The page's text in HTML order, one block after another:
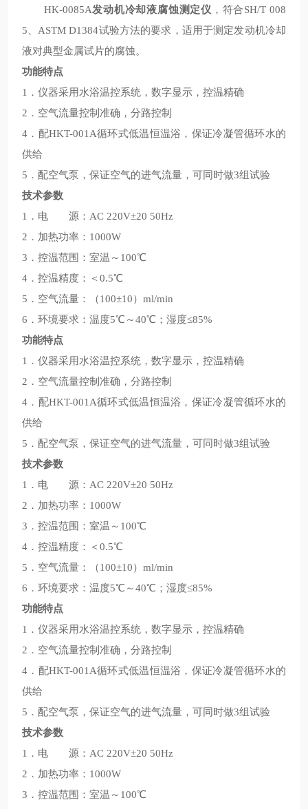
HK-0085A发动机冷却液腐蚀测定仪 ，符合SH/T 008
5、ASTM D1384试验方法的要求，适用于测定发动机冷却
液对典型金属试片的腐蚀。
功能特点
1．仪器采用水浴温控系统，数字显示，控温精确
2．空气流量控制准确，分路控制
4．配HKT-001A循环式低温恒温浴，保证冷凝管循环水的
供给
5．配空气泵，保证空气的进气流量，可同时做3组试验
技术参数
1．电 源：AC 220V±20 50Hz
2．加热功率：1000W
3．控温范围：室温～100℃
4．控温精度：＜0.5℃
5．空气流量：（100±10）ml/min
6．环境要求：温度5℃～40℃；湿度≤85%
功能特点
1．仪器采用水浴温控系统，数字显示，控温精确
2．空气流量控制准确，分路控制
4．配HKT-001A循环式低温恒温浴，保证冷凝管循环水的
供给
5．配空气泵，保证空气的进气流量，可同时做3组试验
技术参数
1．电 源：AC 220V±20 50Hz
2．加热功率：1000W
3．控温范围：室温～100℃
4．控温精度：＜0.5℃
5．空气流量：（100±10）ml/min
6．环境要求：温度5℃～40℃；湿度≤85%
功能特点
1．仪器采用水浴温控系统，数字显示，控温精确
2．空气流量控制准确，分路控制
4．配HKT-001A循环式低温恒温浴，保证冷凝管循环水的
供给
5．配空气泵，保证空气的进气流量，可同时做3组试验
技术参数
1．电 源：AC 220V±20 50Hz
2．加热功率：1000W
3．控温范围：室温～100℃